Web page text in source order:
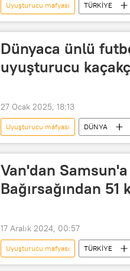
Uyuşturucu mafyası TÜRKİYE
Cumhurbaşkanlığı İletişim Başkanlığı
Uyuşturucu operasyonu
Uyuşturucu satıcısı
Dünyaca ünlü
uyuşturucu
27 Ocak 2025, 18:13
Uyuşturucu mafyası DÜNYA
Futbol maçı
Belçika
Uyuşturucu operasyonu
Van'dan
Bağırsağından
17 Aralık 2024, 00:57
Uyuşturucu mafyası TÜRKİYE
Sentetik uyuşturucu